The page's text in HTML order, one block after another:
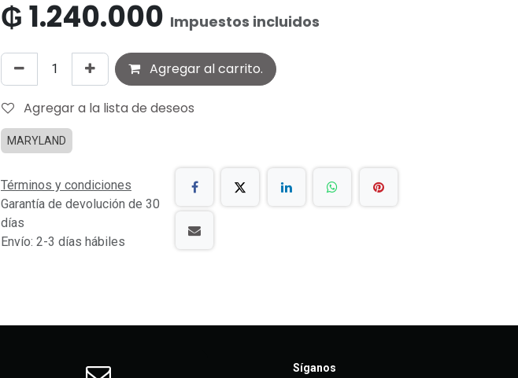
₲1.240.000 Impuestos incluidos
Agregar al carrito.
Agregar a la lista de deseos
MARYLAND
Términos y condiciones
Garantía de devolución de 30
días
Envío: 2-3 días hábiles
Síganos